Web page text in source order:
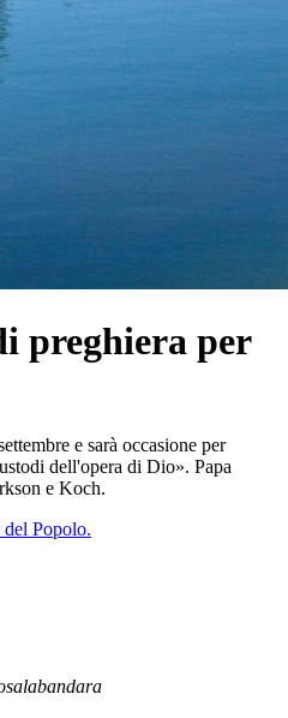
preghiera per
e sarà occasione per
dell'opera di Dio». Papa
e Koch.
Popolo.